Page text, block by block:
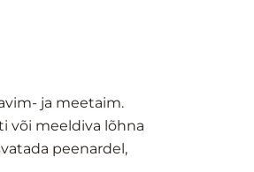
ja meetaim.
või meeldiva lõhna
peenardel,